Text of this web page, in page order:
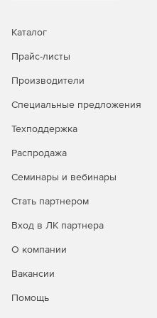
Каталог
Прайс-листы
Производители
Специальные предложения
Техподдержка
Распродажа
Семинары и вебинары
Стать партнером
Вход в ЛК партнера
О компании
Вакансии
Помощь